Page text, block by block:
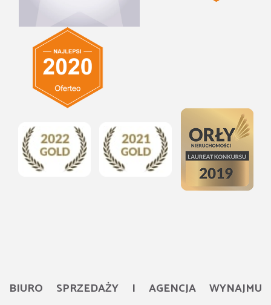
BIURO SPRZEDAŻY I AGENCJA WYNAJMU